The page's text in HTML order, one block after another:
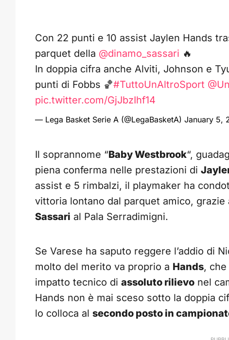
Con 22 punti e 10 assist Jaylen Hands
parquet della @dinamo_sassari 🔥
In doppia cifra anche Alviti, Johnson e
punti di Fobbs 🏀#TuttoUnAltroSport
pic.twitter.com/GjJbzIhf14
— Lega Basket Serie A (@LegaBasketA) January 5,
Il soprannome “Baby Westbrook“,
piena conferma nelle prestazioni di
assist e 5 rimbalzi, il playmaker ha
vittoria lontano dal parquet amico,
Sassari al Pala Serradimigni.
Se Varese ha saputo reggere l’addio di
molto del merito va proprio a Hands,
impatto tecnico di assoluto rilievo nel
Hands non è mai sceso sotto la doppia
lo colloca al secondo posto in